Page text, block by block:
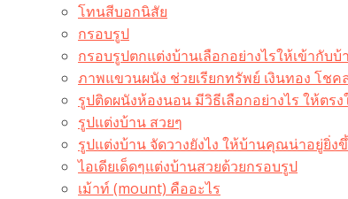
โทนสีบอกนิสัย
กรอบรูป
กรอบรูปตกแต่งบ้านเลือกอย่างไรให้เข้ากับ
ภาพแขวนผนัง ช่วยเรียกทรัพย์ เงินทอง โช
รูปติดผนังห้องนอน มีวิธีเลือกอย่างไร ให้ตร
รูปแต่งบ้าน สวยๆ
รูปแต่งบ้าน จัดวางยังไง ให้บ้านคุณน่าอยู่ยิ่ง
ไอเดียเด็ดๆแต่งบ้านสวยด้วยกรอบรูป
เม้าท์ (mount) คืออะไร​